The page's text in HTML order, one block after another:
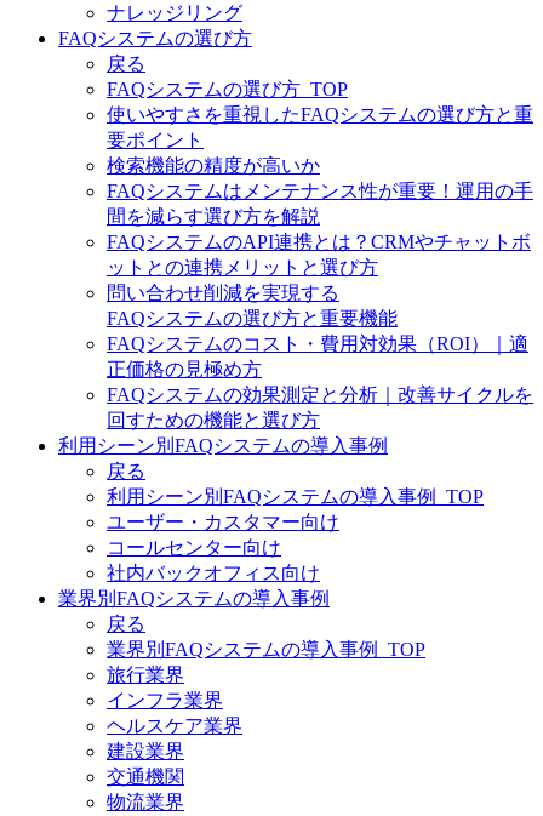
ナレッジリング
FAQシステムの選び方
戻る
FAQシステムの選び方_TOP
使いやすさを重視したFAQシステムの選び方と重
要ポイント
検索機能の精度が高いか
FAQシステムはメンテナンス性が重要！運用の手
間を減らす選び方を解説
FAQシステムのAPI連携とは？CRMやチャットボ
ットとの連携メリットと選び方
問い合わせ削減を実現する
FAQシステムの選び方と重要機能
FAQシステムのコスト・費用対効果（ROI）｜適
正価格の見極め方
FAQシステムの効果測定と分析｜改善サイクルを
回すための機能と選び方
利用シーン別FAQシステムの導入事例
戻る
利用シーン別FAQシステムの導入事例_TOP
ユーザー・カスタマー向け
コールセンター向け
社内バックオフィス向け
業界別FAQシステムの導入事例
戻る
業界別FAQシステムの導入事例_TOP
旅行業界
インフラ業界
ヘルスケア業界
建設業界
交通機関
物流業界